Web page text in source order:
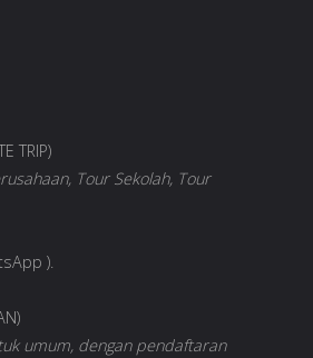
TRIP)
Tour Sekolah, Tour
).
umum, dengan pendaftaran